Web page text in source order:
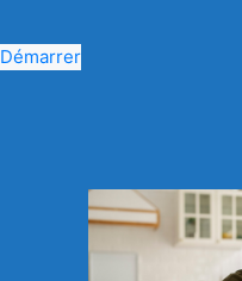
Démarrer